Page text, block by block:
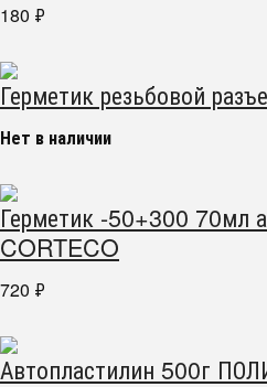
180 ₽
Герметик резьбовой
Нет в наличии
Герметик -50+300 70мл
CORTECO
720 ₽
Автопластилин 500г